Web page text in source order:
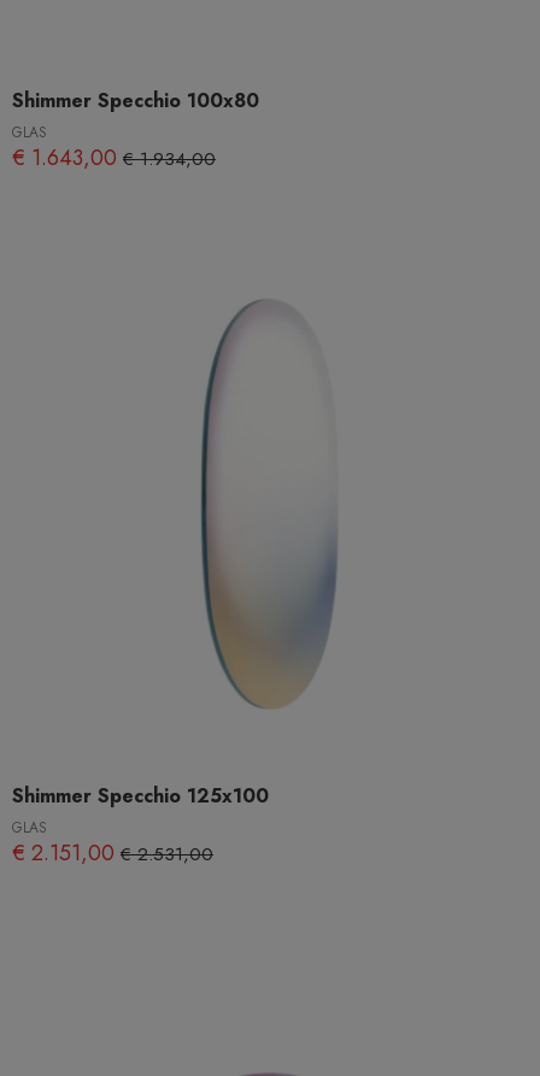
Shimmer Specchio 100x80
GLAS
€ 1.643,00 € 1.934,00
Shimmer Specchio 125x100
GLAS
€ 2.151,00 € 2.531,00